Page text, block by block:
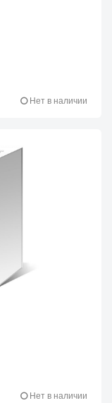
Нет в наличии
Нет в наличии